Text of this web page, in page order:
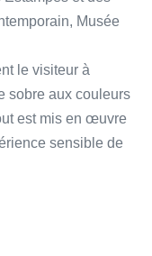
Musée
le visiteur à
sobre aux couleurs
est mis en œuvre
sensible de